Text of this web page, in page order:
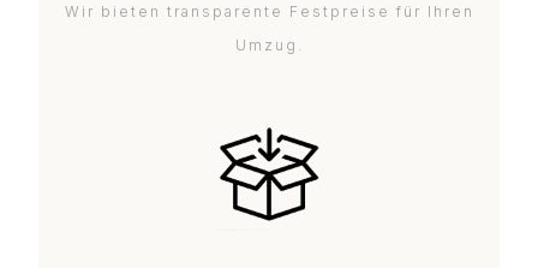
Wir bieten transparente Festpreise für Ihren
Umzug.